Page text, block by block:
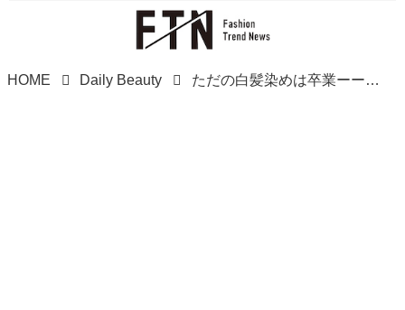
HOME Daily Beauty ただの白髪染めは卒業ーー！【40・50代】若見え狙える♡「白髪ぼかしボブ」